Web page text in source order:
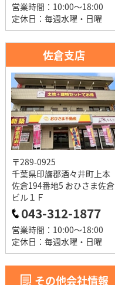
営業時間：10:00～18:00
定休日：毎週水曜・日曜
佐倉支店
〒289-0925
千葉県印旛郡酒々井町上本
佐倉194番地5 おひさま佐倉
ビル１Ｆ
043-312-1877
営業時間：10:00～18:00
定休日：毎週水曜・日曜
その他会社情報